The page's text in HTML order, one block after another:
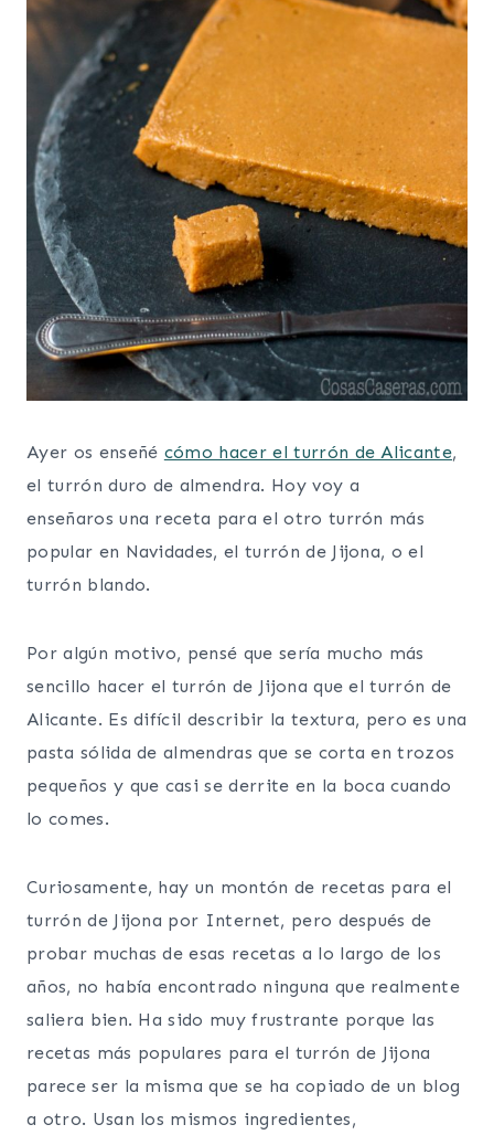
Ayer os enseñé cómo hacer el turrón de Alicante,
el turrón duro de almendra. Hoy voy a
enseñaros una receta para el otro turrón más
popular en Navidades, el turrón de Jijona, o el
turrón blando.
Por algún motivo, pensé que sería mucho más
sencillo hacer el turrón de Jijona que el turrón de
Alicante. Es difícil describir la textura, pero es una
pasta sólida de almendras que se corta en trozos
pequeños y que casi se derrite en la boca cuando
lo comes.
Curiosamente, hay un montón de recetas para el
turrón de Jijona por Internet, pero después de
probar muchas de esas recetas a lo largo de los
años, no había encontrado ninguna que realmente
saliera bien. Ha sido muy frustrante porque las
recetas más populares para el turrón de Jijona
parece ser la misma que se ha copiado de un blog
a otro. Usan los mismos ingredientes,